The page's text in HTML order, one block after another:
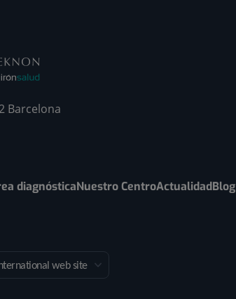
Barcelona
diagnósticaNuestro CentroActualidadBlog
web site